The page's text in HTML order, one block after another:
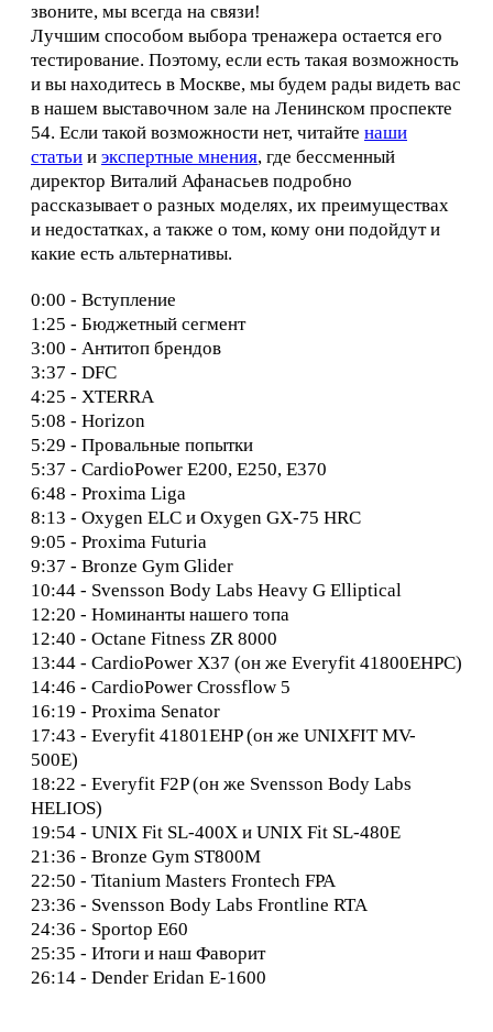
звоните, мы всегда на связи!
Лучшим способом выбора тренажера остается его
тестирование. Поэтому, если есть такая возможность
и вы находитесь в Москве, мы будем рады видеть вас
в нашем выставочном зале на Ленинском проспекте
54. Если такой возможности нет, читайте наши
статьи и экспертные мнения, где бессменный
директор Виталий Афанасьев подробно
рассказывает о разных моделях, их преимуществах
и недостатках, а также о том, кому они подойдут и
какие есть альтернативы.
0:00 - Вступление
1:25 - Бюджетный сегмент
3:00 - Антитоп брендов
3:37 - DFC
4:25 - XTERRA
5:08 - Horizon
5:29 - Провальные попытки
5:37 - CardioPower E200, E250, E370
6:48 - Proxima Liga
8:13 - Oxygen ELC и Oxygen GX-75 HRC
9:05 - Proxima Futuria
9:37 - Bronze Gym Glider
10:44 - Svensson Body Labs Heavy G Elliptical
12:20 - Номинанты нашего топа
12:40 - Octane Fitness ZR 8000
13:44 - CardioPower X37 (он же Everyfit 41800EHPC)
14:46 - CardioPower Crossflow 5
16:19 - Proxima Senator
17:43 - Everyfit 41801EHP (он же UNIXFIT MV-
500E)
18:22 - Everyfit F2P (он же Svensson Body Labs
HELIOS)
19:54 - UNIX Fit SL-400X и UNIX Fit SL-480E
21:36 - Bronze Gym ST800M
22:50 - Titanium Masters Frontech FPA
23:36 - Svensson Body Labs Frontline RTA
24:36 - Sportop E60
25:35 - Итоги и наш Фаворит
26:14 - Dender Eridan Е-1600